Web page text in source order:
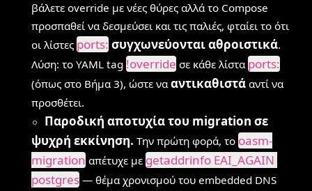
βάλετε override με νέες θύρες αλλά το Compose
προσπαθεί να δεσμεύσει και τις παλιές, φταίει το ότι
οι λίστες ports: συγχωνεύονται αθροιστικά.
Λύση: το YAML tag !override σε κάθε λίστα ports:
(όπως στο Βήμα 3), ώστε νααντικαθιστά αντί να
προσθέτει.
Παροδική αποτυχία του migration σε
ψυχρή εκκίνηση. Την πρώτη φορά, το oasm-
migration απέτυχε με getaddrinfo EAI_AGAIN
postgres — θέμα χρονισμού του embedded DNS